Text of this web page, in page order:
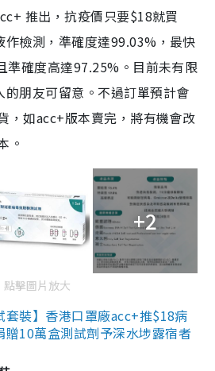
推出，抗疫價只要$18就買
作檢測，準確度達99.03%，最快
準確度高達97.25%。目前未有限
朋友可留意。不過訂單預計會
，如acc+版本賣完，將有機會改
。
+2
點擊圖片放大
套裝】香港口罩廠acc+推$18病
10萬盒測試劑予深水埗露宿者